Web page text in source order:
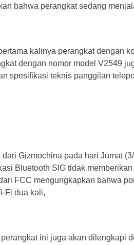
bahwa perangkat sedang
kalinya perangkat dengan
dengan nomor model V2549
spesifikasi teknis panggilan
dari Gizmochina pada hari Jumat
Bluetooth SIG tidak
FCC mengungkapkan bahwa
Fi dua kali,
ini juga akan dilengkapi